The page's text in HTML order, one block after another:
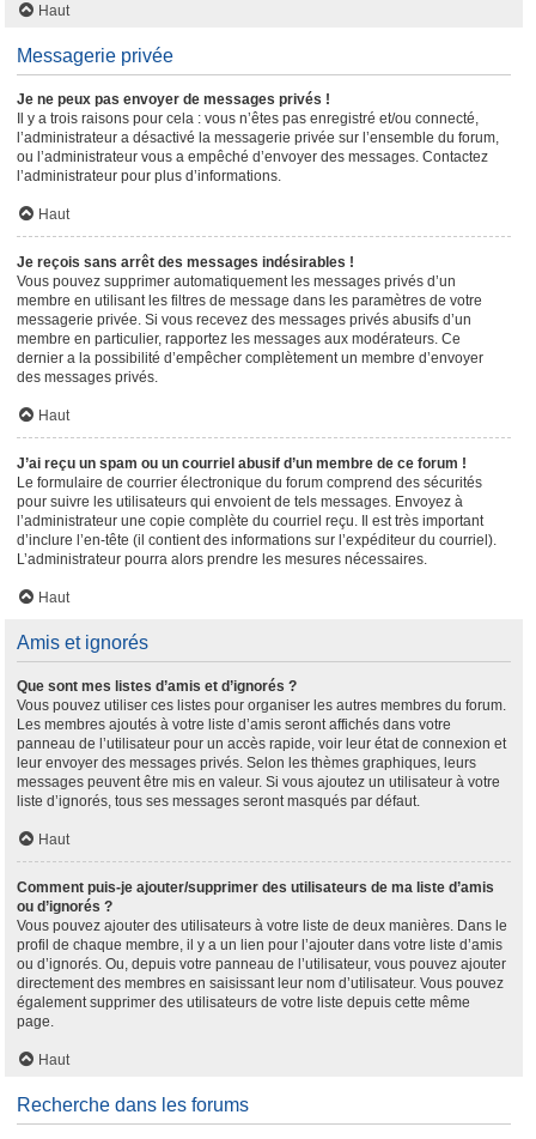
Haut
Messagerie privée
Je ne peux pas envoyer de messages privés !
Il y a trois raisons pour cela : vous n’êtes pas enregistré et/ou connecté,
l’administrateur a désactivé la messagerie privée sur l’ensemble du forum,
ou l’administrateur vous a empêché d’envoyer des messages. Contactez
l’administrateur pour plus d’informations.
Haut
Je reçois sans arrêt des messages indésirables !
Vous pouvez supprimer automatiquement les messages privés d’un
membre en utilisant les filtres de message dans les paramètres de votre
messagerie privée. Si vous recevez des messages privés abusifs d’un
membre en particulier, rapportez les messages aux modérateurs. Ce
dernier a la possibilité d’empêcher complètement un membre d’envoyer
des messages privés.
Haut
J’ai reçu un spam ou un courriel abusif d’un membre de ce forum !
Le formulaire de courrier électronique du forum comprend des sécurités
pour suivre les utilisateurs qui envoient de tels messages. Envoyez à
l’administrateur une copie complète du courriel reçu. Il est très important
d’inclure l’en-tête (il contient des informations sur l’expéditeur du courriel).
L’administrateur pourra alors prendre les mesures nécessaires.
Haut
Amis et ignorés
Que sont mes listes d’amis et d’ignorés ?
Vous pouvez utiliser ces listes pour organiser les autres membres du forum.
Les membres ajoutés à votre liste d’amis seront affichés dans votre
panneau de l’utilisateur pour un accès rapide, voir leur état de connexion et
leur envoyer des messages privés. Selon les thèmes graphiques, leurs
messages peuvent être mis en valeur. Si vous ajoutez un utilisateur à votre
liste d’ignorés, tous ses messages seront masqués par défaut.
Haut
Comment puis-je ajouter/supprimer des utilisateurs de ma liste d’amis
ou d’ignorés ?
Vous pouvez ajouter des utilisateurs à votre liste de deux manières. Dans le
profil de chaque membre, il y a un lien pour l’ajouter dans votre liste d’amis
ou d’ignorés. Ou, depuis votre panneau de l’utilisateur, vous pouvez ajouter
directement des membres en saisissant leur nom d’utilisateur. Vous pouvez
également supprimer des utilisateurs de votre liste depuis cette même
page.
Haut
Recherche dans les forums